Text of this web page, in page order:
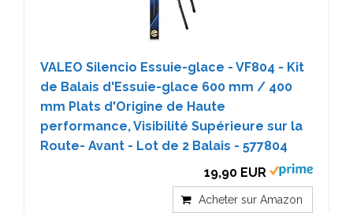
VALEO Silencio Essuie-glace - VF804 - Kit
de Balais d'Essuie-glace 600 mm / 400
mm Plats d'Origine de Haute
performance, Visibilité Supérieure sur la
Route- Avant - Lot de 2 Balais - 577804
19,90 EUR
Acheter sur Amazon